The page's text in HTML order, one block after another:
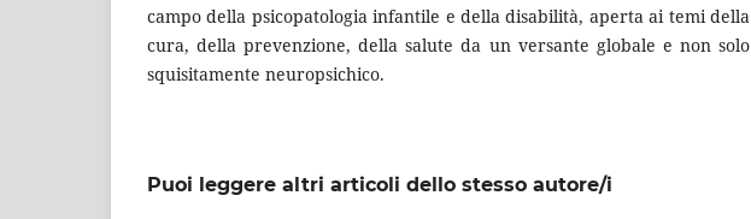
campo della psicopatologia infantile e della disabilità, aperta ai temi della
cura, della prevenzione, della salute da un versante globale e non solo
squisitamente neuropsichico.
Puoi leggere altri articoli dello stesso autore/i